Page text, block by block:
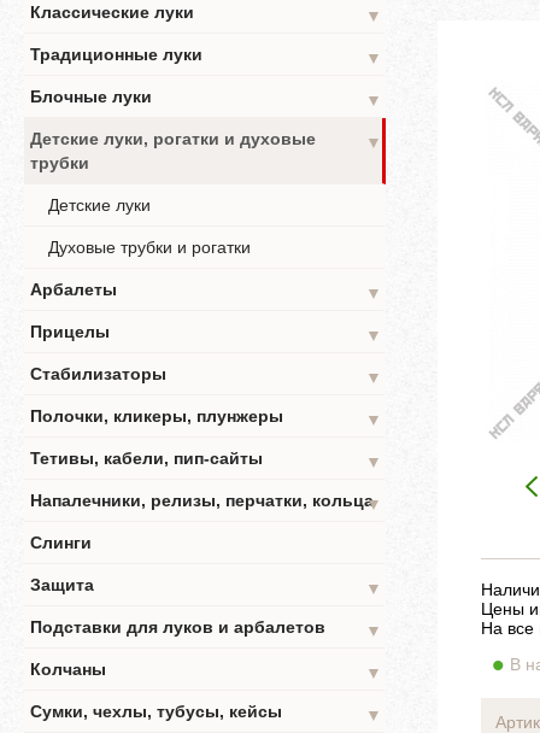
Классические луки
▼
Традиционные луки
▼
Блочные луки
▼
Детские луки, рогатки и духовые
трубки
▼
Детские луки
Духовые трубки и рогатки
Арбалеты
▼
Прицелы
▼
Стабилизаторы
▼
Полочки, кликеры, плунжеры
▼
Тетивы, кабели, пип-сайты
▼
Напалечники, релизы, перчатки, кольца▼
Слинги
Защита
▼
Подставки для луков и арбалетов
▼
Колчаны
▼
Сумки, чехлы, тубусы, кейсы
▼
Цены
На все
В